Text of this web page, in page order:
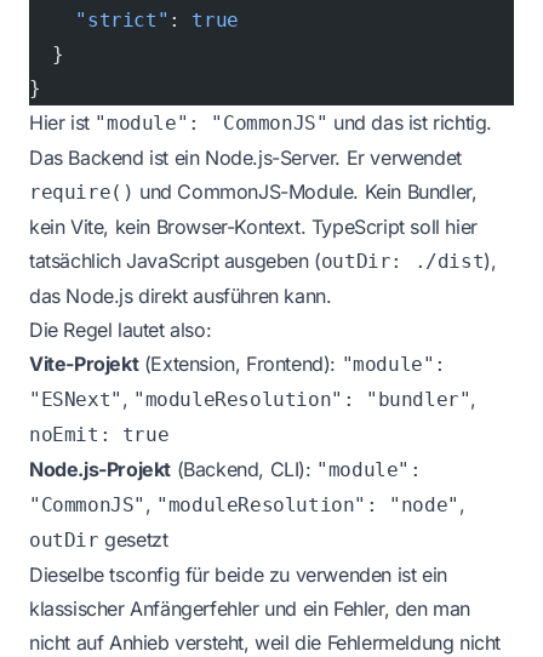
    "strict"
: true
  }
}
Hier ist "module": "CommonJS" und das ist richtig.
Das Backend ist ein Node.js-Server. Er verwendet
require() und CommonJS-Module. Kein Bundler,
kein Vite, kein Browser-Kontext. TypeScript soll hier
tatsächlich JavaScript ausgeben (outDir: ./dist),
das Node.js direkt ausführen kann.
Die Regel lautet also:
Vite-Projekt(Extension, Frontend): "module":
"ESNext" , "moduleResolution": "bundler",
noEmit: true
Node.js-Projekt (Backend, CLI): "module":
"CommonJS" , "moduleResolution": "node" ,
outDir gesetzt
Dieselbe tsconfig für beide zu verwenden ist ein
klassischer Anfängerfehler und ein Fehler, den man
nicht auf Anhieb versteht, weil die Fehlermeldung nicht